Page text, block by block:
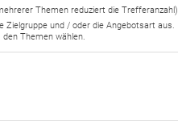
Themen reduziert die Trefferanzahl)
Zielgruppe und / oder die Angebotsart aus.
den Themen wählen.